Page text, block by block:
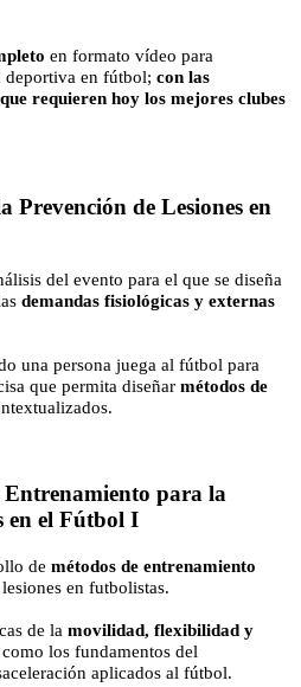
en formato vídeo para
deportiva en fútbol; con las
requieren hoy los mejores clubes
Prevención de Lesiones en
del evento para el que se diseña
demandas fisiológicas y externas
una persona juega al fútbol para
que permita diseñar métodos de
para la
en el Fútbol I
de métodos de entrenamiento
en futbolistas.
de la movilidad, flexibilidad y
como los fundamentos del
aplicados al fútbol.